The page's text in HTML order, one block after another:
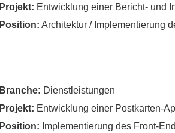
Projekt: Entwicklung einer Bericht- und
Position: Architektur / Implementierung
Branche: Dienstleistungen
Projekt: Entwicklung einer Postkarten-
Position: Implementierung des Front-